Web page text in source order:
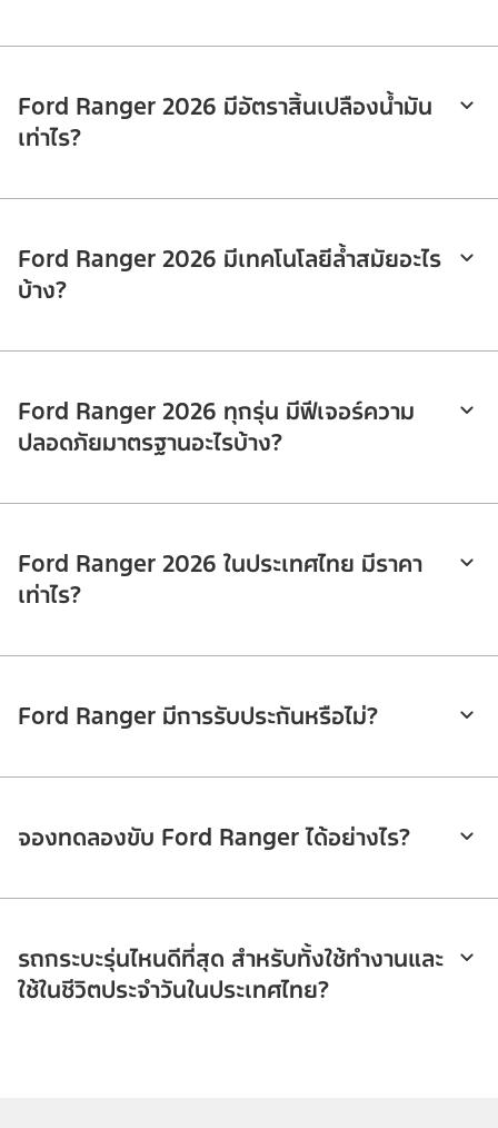
Ford Ranger 2026 มีอัตราสิ้นเปลืองน้ำมัน
เท่าไร?
Ford Ranger 2026 มีเทคโนโลยีล้ำสมัยอะไร
บ้าง?
Ford Ranger 2026 ทุกรุ่น มีฟีเจอร์ความ
ปลอดภัยมาตรฐานอะไรบ้าง?
Ford Ranger 2026 ในประเทศไทย มีราคา
เท่าไร?
Ford Ranger มีการรับประกันหรือไม่?
จองทดลองขับ Ford Ranger ได้อย่างไร?
รถกระบะรุ่นไหนดีที่สุด สำหรับทั้งใช้ทำงานและ
ใช้ในชีวิตประจำวันในประเทศไทย?